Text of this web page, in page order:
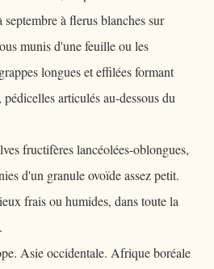
septembre à flerus blanches sur
munis d'une feuille ou les
longues et effilées formant
articulés au-dessous du
fructifères lancéolées-oblongues,
d'un granule ovoïde assez petit.
frais ou humides, dans toute la
Asie occidentale. Afrique boréale